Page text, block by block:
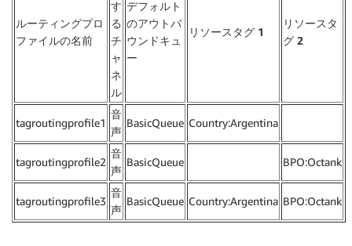
ルーティングプロ
ファイルの名前
す
る
チ
ャ
ネ
ル
デフォルト
のアウトバ
ウンドキュ
ー
リソースタグ 1
リソースタ
グ 2
tagroutingprofile1
音
声
BasicQueue Country:Argentina
tagroutingprofile2
音
声
BasicQueue BPO:Octank
tagroutingprofile3
音
声
BasicQueue Country:Argentina BPO:Octank